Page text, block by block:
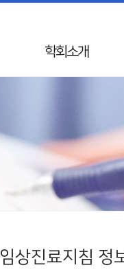
학회소개
Mission & Vision
학회연혁
50년사
임원진
국제교류
회칙
임상진료지침 정